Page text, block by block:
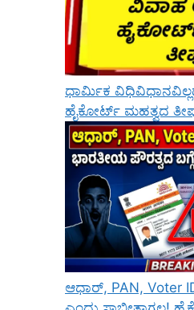
ಧಾರ್ಮಿಕ
ಹೈಕೋರ್ಟ್ ಮಹತ್ವದ
ಆಧಾರ್, PAN, Voter